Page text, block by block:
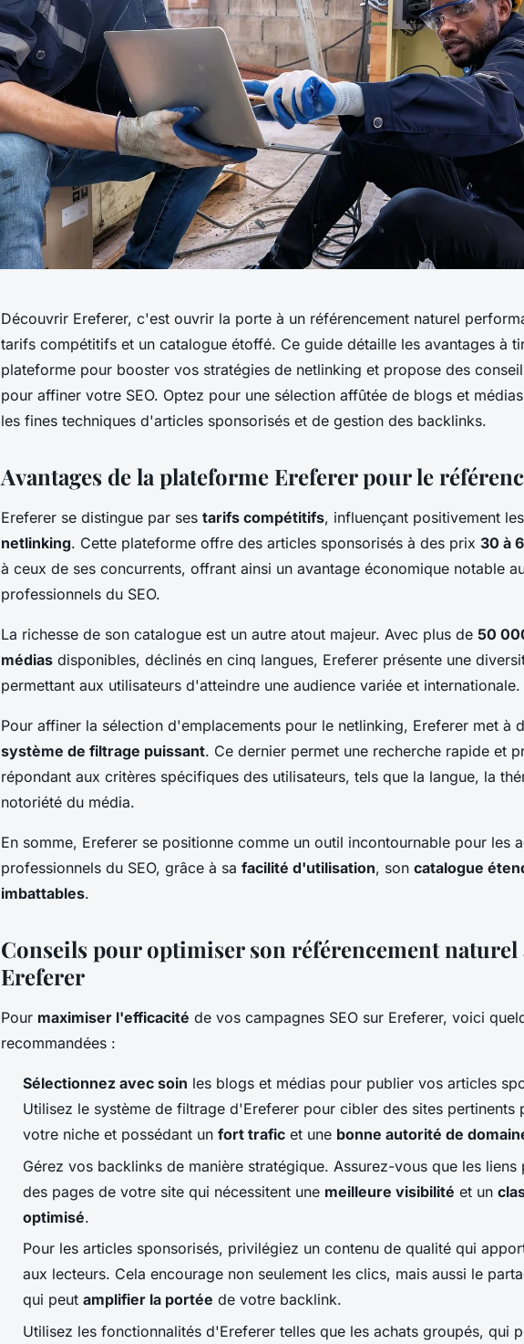
Découvrir Ereferer, c'est ouvrir la porte à un référencement naturel
tarifs compétitifs et un catalogue étoffé. Ce guide détaille les avantages à
plateforme pour booster vos stratégies de netlinking et propose des
pour affiner votre SEO. Optez pour une sélection affûtée de blogs et
les fines techniques d'articles sponsorisés et de gestion des backlinks.
Avantages de la plateforme Ereferer pour le
Ereferer se distingue par ses tarifs compétitifs, influençant positivement
netlinking. Cette plateforme offre des articles sponsorisés à des prix 30 à
à ceux de ses concurrents, offrant ainsi un avantage économique notable
professionnels du SEO.
La richesse de son catalogue est un autre atout majeur. Avec plus de 50
médias disponibles, déclinés en cinq langues, Ereferer présente une
permettant aux utilisateurs d'atteindre une audience variée et internationale.
Pour affiner la sélection d'emplacements pour le netlinking, Ereferer met à
système de filtrage puissant. Ce dernier permet une recherche rapide et
répondant aux critères spécifiques des utilisateurs, tels que la langue, la
notoriété du média.
En somme, Ereferer se positionne comme un outil incontournable pour les
professionnels du SEO, grâce à sa facilité d'utilisation, son catalogue
imbattables.
Conseils pour optimiser son référencement naturel
Ereferer
Pour maximiser l'efficacité de vos campagnes SEO sur Ereferer, voici
recommandées :
Sélectionnez avec soin les blogs et médias pour publier vos articles
Utilisez le système de filtrage d'Ereferer pour cibler des sites pertinents
votre niche et possédant un fort trafic et une bonne autorité de
Gérez vos backlinks de manière stratégique. Assurez-vous que les liens
des pages de votre site qui nécessitent une meilleure visibilité et un
optimisé.
Pour les articles sponsorisés, privilégiez un contenu de qualité qui
aux lecteurs. Cela encourage non seulement les clics, mais aussi le
qui peut amplifier la portée de votre backlink.
Utilisez les fonctionnalités d'Ereferer telles que les achats groupés, qui